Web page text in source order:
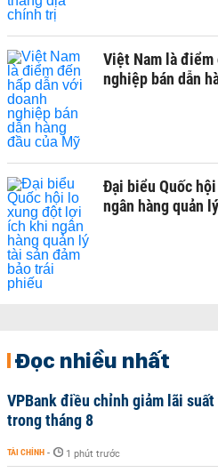
Việt Nam là điểm
nghiệp bán dẫn
Đại biểu Quốc
ngân hàng quản
Đọc nhiều nhất
VPBank điều chỉnh giảm lãi
trong tháng 8
TÀI CHÍNH - 1 phút trước